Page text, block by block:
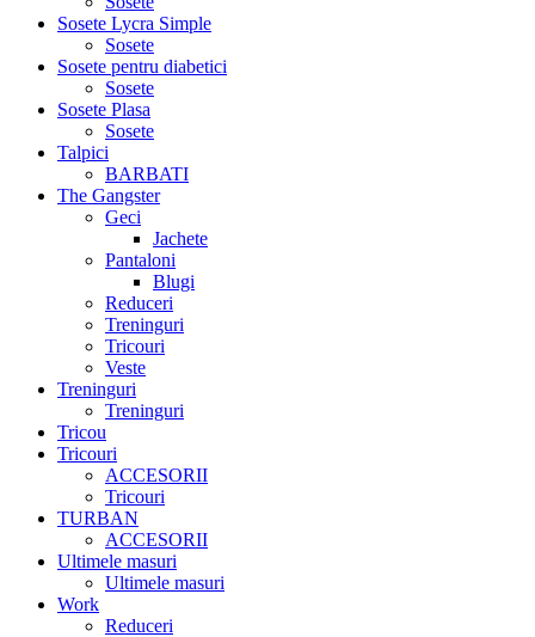
Sosete Lycra Simple
Sosete
Sosete pentru diabetici
Sosete
Sosete Plasa
Sosete
Talpici
BARBATI
The Gangster
Geci
Jachete
Pantaloni
Blugi
Reduceri
Treninguri
Tricouri
Veste
Treninguri
Treninguri
Tricou
Tricouri
ACCESORII
Tricouri
TURBAN
ACCESORII
Ultimele masuri
Ultimele masuri
Work
Reduceri